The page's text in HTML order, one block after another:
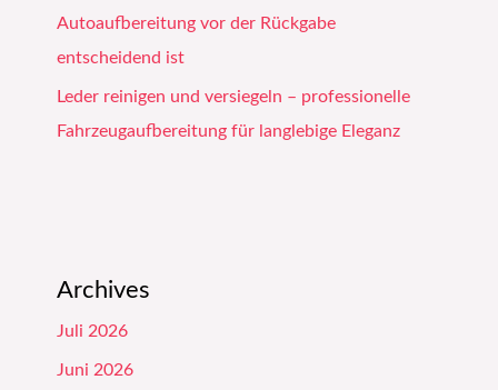
Autoaufbereitung vor der Rückgabe
entscheidend ist
Leder reinigen und versiegeln – professionelle
Fahrzeugaufbereitung für langlebige Eleganz
Archives
Juli 2026
Juni 2026